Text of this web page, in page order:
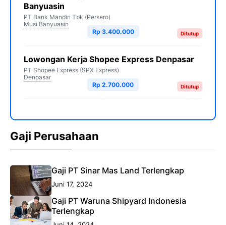
Banyuasin
PT Bank Mandiri Tbk (Persero)
Musi Banyuasin
Ditutup
Rp 3.400.000
Lowongan Kerja Shopee Express Denpasar
PT Shopee Express (SPX Express)
Denpasar
Ditutup
Rp 2.700.000
Gaji Perusahaan
Gaji PT Sinar Mas Land Terlengkap
Juni 17, 2024
Gaji PT Waruna Shipyard Indonesia
Terlengkap